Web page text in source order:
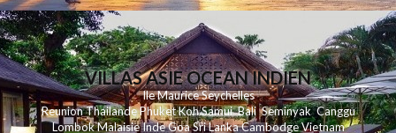
VILLAS ASIE OCEAN INDIEN
Ile MauriceSeychelles
ReunionThailandePhuketKohSamui Bali SeminyakCanggu
LombokMalaisieIndeGoaSri LankaCambodgeVietnam